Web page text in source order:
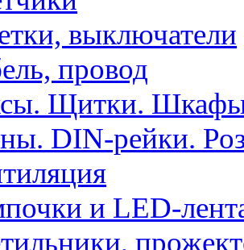
выключатели
провод
Щитки.
DIN-рейки.
и LED-